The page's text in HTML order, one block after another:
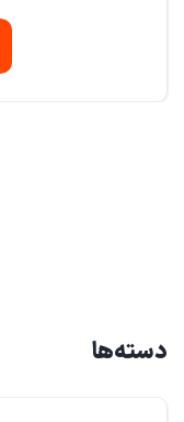
دسته‌ها